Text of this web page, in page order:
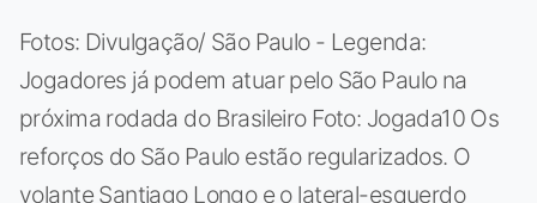
Fotos: Divulgação/ São Paulo - Legenda:
Jogadores já podem atuar pelo São Paulo na
próxima rodada do Brasileiro Foto: Jogada10 Os
reforços do São Paulo estão regularizados. O
volante Santiago Longo e o lateral-esquerdo